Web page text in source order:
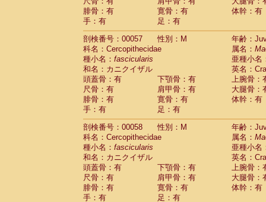
CercopithecidaeCercopithecus
CercopithecidaeCercopithecus
CercopithecidaeCercopithecus diana
CercopithecidaeCercopithecus
Cercopithecidae
Cercopithecus
Cercopithecidae
Cercopithecus mitis
CercopithecidaeCercopithecus mitis
CercopithecidaeCercopithecus mitis
CercopithecidaeCercopithecus mona
CercopithecidaeCercopithecus
CercopithecidaeCercopithecus
CercopithecidaeCercopithecus
Cercopithecidae
Cercopithecusspp.(0)
Cercopithecidae
Chlorocebus
CercopithecidaeChlorocebus
CercopithecidaeErythrocebus patas
CercopithecidaeMiopithecus talapoin
CercopithecidaeCercopithecinae spp.
腓骨：有
寛骨：有
体幹：有
手：有
足：有
剖検番号：00057
性別：M
年齢：
科名：Cercopithecidae
属名：
種小名： fascicularis
亜種小名
和名：カニクイザル
英名：
頭蓋骨：有
下顎骨：有
上腕骨：
尺骨：有
肩甲骨：有
大腿骨：
腓骨：有
寛骨：有
体幹：有
手：有
足：有
剖検番号：00058
性別：M
年齢：
科名：Cercopithecidae
属名：
種小名： fascicularis
亜種小名
和名：カニクイザル
英名：
頭蓋骨：有
下顎骨：有
上腕骨：
尺骨：有
肩甲骨：有
大腿骨：
腓骨：有
寛骨：有
体幹：有
手：有
足：有